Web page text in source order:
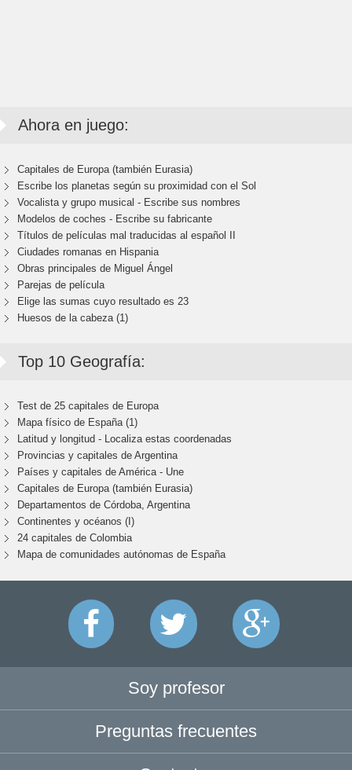
Ahora en juego:
Capitales de Europa (también Eurasia)
Escribe los planetas según su proximidad con el Sol
Vocalista y grupo musical - Escribe sus nombres
Modelos de coches - Escribe su fabricante
Títulos de películas mal traducidas al español II
Ciudades romanas en Hispania
Obras principales de Miguel Ángel
Parejas de película
Elige las sumas cuyo resultado es 23
Huesos de la cabeza (1)
Top 10 Geografía:
Test de 25 capitales de Europa
Mapa físico de España (1)
Latitud y longitud - Localiza estas coordenadas
Provincias y capitales de Argentina
Países y capitales de América - Une
Capitales de Europa (también Eurasia)
Departamentos de Córdoba, Argentina
Continentes y océanos (I)
24 capitales de Colombia
Mapa de comunidades autónomas de España
Soy profesor
Preguntas frecuentes